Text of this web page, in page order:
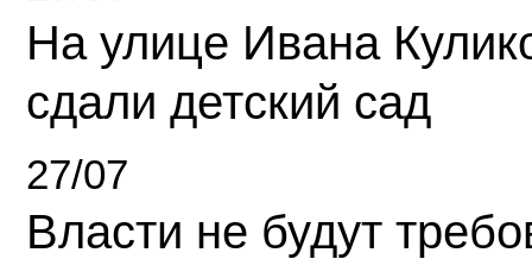
На улице Ивана
сдали детский сад
27/07
Власти не будут